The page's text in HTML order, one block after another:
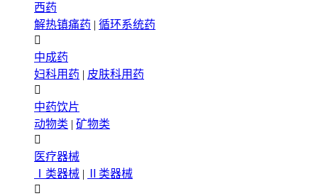
西药
解热镇痛药 | 循环系统药

中成药
妇科用药 | 皮肤科用药

中药饮片
动物类 | 矿物类

医疗器械
Ⅰ类器械 |
Ⅱ类器械
